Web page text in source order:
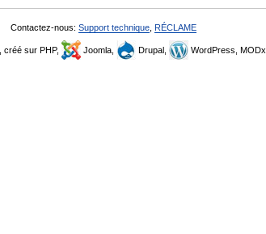
Contactez-nous: Support technique RÉCLAME
, créé sur PHP, Joomla, Drupal, WordPress, MODx.